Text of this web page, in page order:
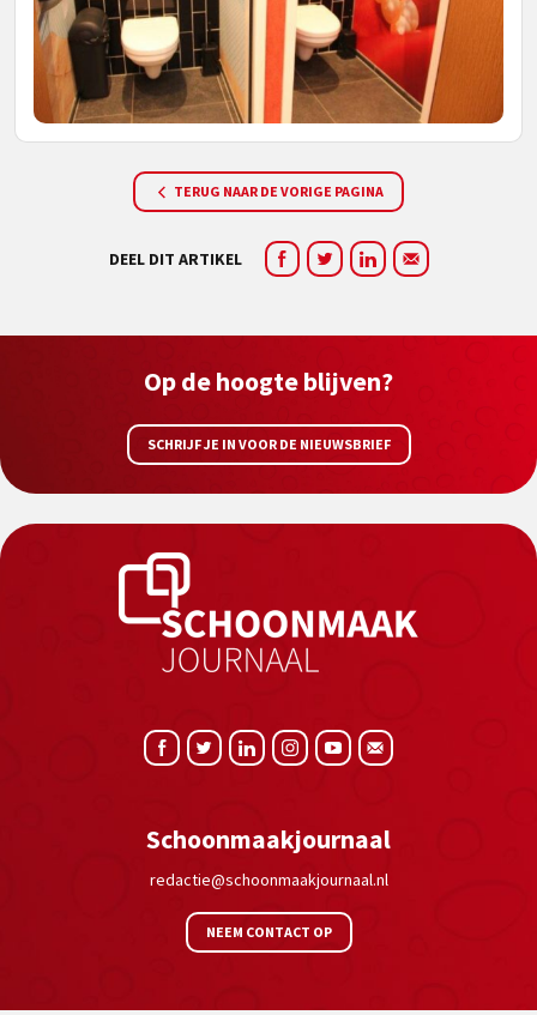
TERUG NAAR DE VORIGE PAGINA
DEEL DIT ARTIKEL
Op de hoogte blijven?
SCHRIJF JE IN VOOR DE NIEUWSBRIEF
Schoonmaakjournaal
redactie@schoonmaakjournaal.nl
NEEM CONTACT OP